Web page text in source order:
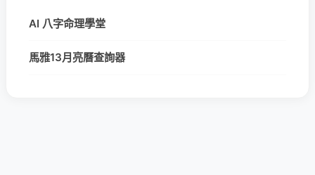
AI 八字命理學堂
馬雅13月亮曆查詢器